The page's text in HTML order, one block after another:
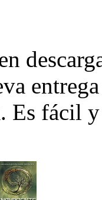
Es fácil